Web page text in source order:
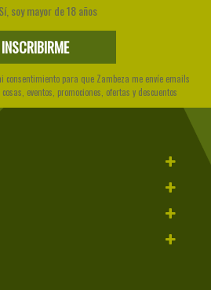
Sí, soy mayor de 18 años
consentimiento para que Zambeza me envíe emails
eventos, promociones, ofertas y descuentos